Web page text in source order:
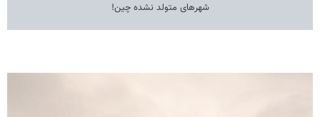
شهرهای متولد نشده چین!